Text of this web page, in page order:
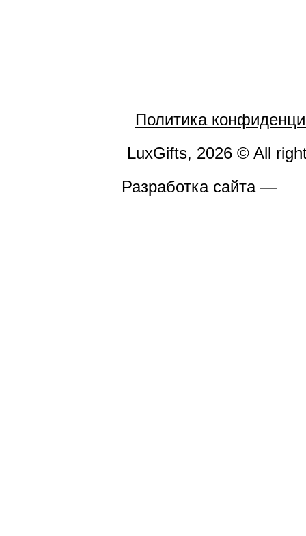
Политика
LuxGifts, 2026 © All
Разработка сайта —